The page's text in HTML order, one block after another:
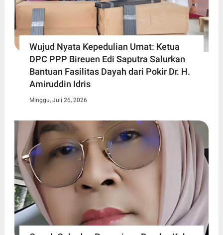
Wujud Nyata Kepedulian Umat: Ketua
DPC PPP Bireuen Edi Saputra Salurkan
Bantuan Fasilitas Dayah dari Pokir Dr. H.
Amiruddin Idris
Minggu, Juli 26, 2026